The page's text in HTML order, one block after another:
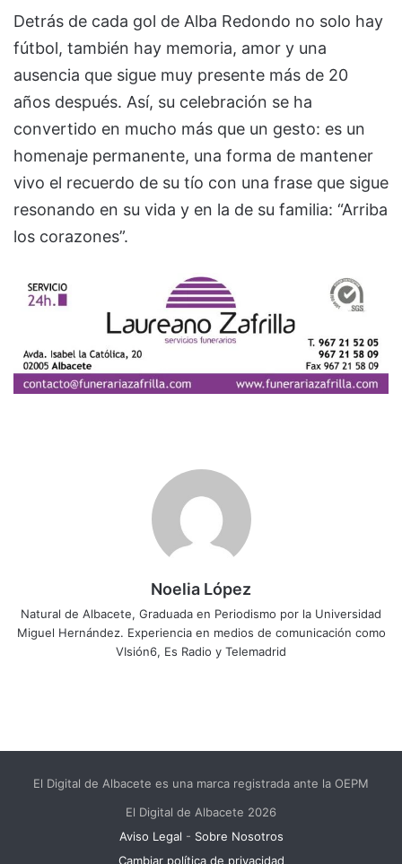
Detrás de cada gol de Alba Redondo no solo hay
fútbol, también hay memoria, amor y una
ausencia que sigue muy presente más de 20
años después. Así, su celebración se ha
convertido en mucho más que un gesto: es un
homenaje permanente, una forma de mantener
vivo el recuerdo de su tío con una frase que sigue
resonando en su vida y en la de su familia: “Arriba
los corazones”.
Noelia López
Natural de Albacete, Graduada en Periodismo por la Universidad
Miguel Hernández. Experiencia en medios de comunicación como
VIsión6, Es Radio y Telemadrid
El Digital de Albacete es una marca registrada ante la OEPM
El Digital de Albacete 2026
Aviso Legal - Sobre Nosotros
Cambiar política de privacidad